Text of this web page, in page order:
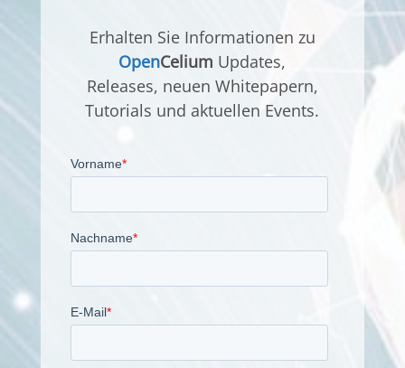
Erhalten Sie Informationen zu
OpenCelium Updates,
Releases, neuen Whitepapern,
Tutorials und aktuellen Events.